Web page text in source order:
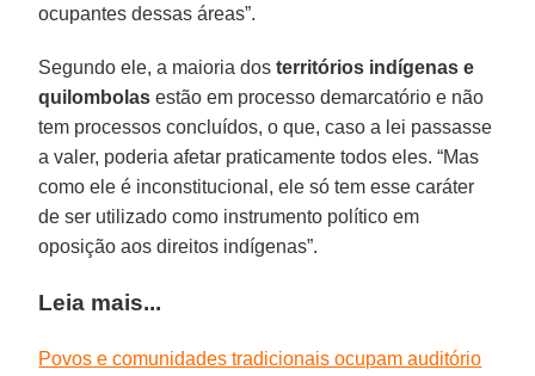
ocupantes dessas áreas”.
Segundo ele, a maioria dosterritórios indígenas e
quilombolas estão em processo demarcatório e não
tem processos concluídos, o que, caso a lei passasse
a valer, poderia afetar praticamente todos eles. “Mas
como ele é inconstitucional, ele só tem esse caráter
de ser utilizado como instrumento político em
oposição aos direitos indígenas”.
Leia mais...
Povos e comunidades tradicionais ocupam auditório